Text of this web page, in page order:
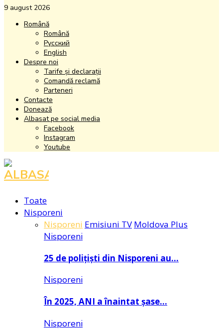
9 august 2026
Română
Română
Русский
English
Despre noi
Tarife și declarații
Comandă reclamă
Parteneri
Contacte
Donează
Albasat pe social media
Facebook
Instagram
Youtube
Facebook
Instagram
Youtube
Toate
Nisporeni
Nisporeni Emisiuni TV Moldova Plus
Nisporeni
25 de polițiști din Nisporeni au…
Nisporeni
În 2025, ANI a înaintat șase…
Nisporeni